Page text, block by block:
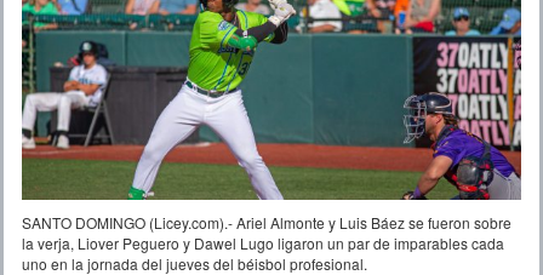
SANTO DOMINGO (Licey.com).- Ariel Almonte y Luis Báez se fueron sobre
la verja, Liover Peguero y Dawel Lugo ligaron un par de imparables cada
uno en la jornada del jueves del béisbol profesional.